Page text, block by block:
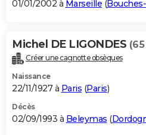
01/01/2002 à Marseille (
Michel DE LIGONDES
Créer une cagnotte obsèques
Naissance
22/11/1927 à Paris (Paris)
Décès
02/09/1993 à Beleymas (